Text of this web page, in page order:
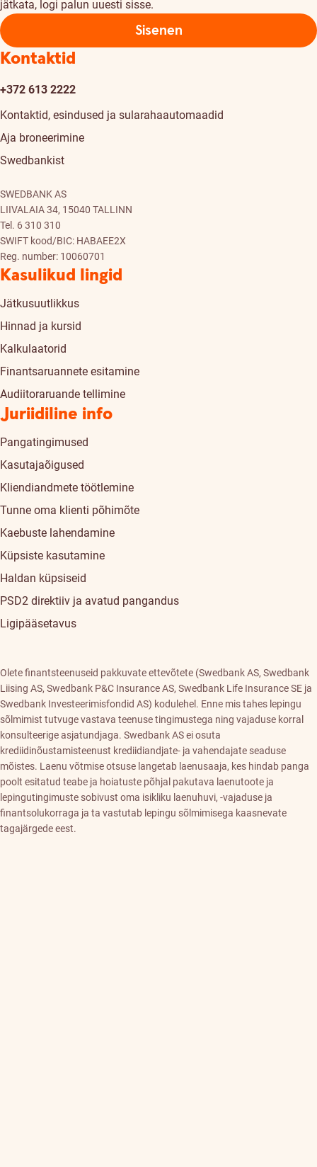
jätkata, logi palun uuesti sisse.
Sisenen
Kontaktid
+372 613 2222
Kontaktid, esindused ja sularahaautomaadid
Aja broneerimine
Swedbankist
SWEDBANK AS
LIIVALAIA 34, 15040 TALLINN
Tel. 6 310 310
SWIFT kood/BIC: HABAEE2X
Reg. number: 10060701
Kasulikud lingid
Jätkusuutlikkus
Hinnad ja kursid
Kalkulaatorid
Finantsaruannete esitamine
Audiitoraruande tellimine
Juriidiline info
Pangatingimused
Kasutajaõigused
Kliendiandmete töötlemine
Tunne oma klienti põhimõte
Kaebuste lahendamine
Küpsiste kasutamine
Haldan küpsiseid
PSD2 direktiiv ja avatud pangandus
Ligipääsetavus
Olete finantsteenuseid pakkuvate ettevõtete (Swedbank AS, Swedbank
Liising AS, Swedbank P&C Insurance AS, Swedbank Life Insurance SE ja
Swedbank Investeerimisfondid AS) kodulehel. Enne mis tahes lepingu
sõlmimist tutvuge vastava teenuse tingimustega ning vajaduse korral
konsulteerige asjatundjaga. Swedbank AS ei osuta
krediidinõustamisteenust krediidiandjate- ja vahendajate seaduse
mõistes. Laenu võtmise otsuse langetab laenusaaja, kes hindab panga
poolt esitatud teabe ja hoiatuste põhjal pakutava laenutoote ja
lepingutingimuste sobivust oma isikliku laenuhuvi, -vajaduse ja
finantsolukorraga ja ta vastutab lepingu sõlmimisega kaasnevate
tagajärgede eest.